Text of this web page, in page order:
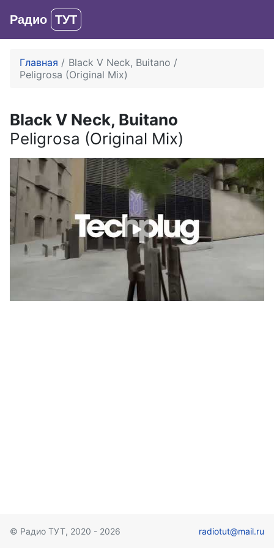
Радио ТУТ
Главная
Black V Neck, Buitano
Peligrosa (Original Mix)
Black V Neck, Buitano
Peligrosa (Original Mix)
© Радио ТУТ, 2020 - 2026 radiotut@mail.ru